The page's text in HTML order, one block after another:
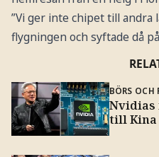
”Vi ger inte chipet till andra
flygningen och syftade då
BÖRS OCH
Nvidias
till Kina